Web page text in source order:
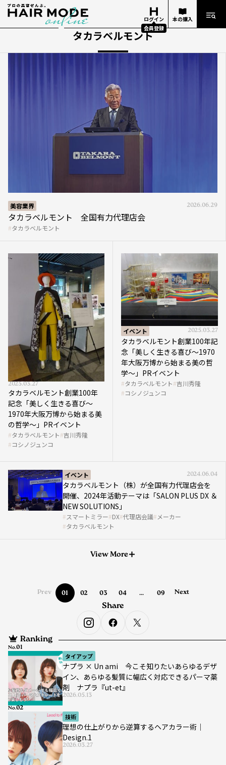
ログイン
会員登録
本の購入
タカラベルモント
美容業界 2026.06.29
タカラベルモント 全国有力代理店会
タカラベルモント
2025.03.27
タカラベルモント創業100年
記念「美しく生きる喜び～
1970年大阪万博から始まる美
の哲学～」PRイベント
タカラベルモント 吉川秀隆
コシノジュンコ
イベント 2025.03.27
タカラベルモント創業100年記
念「美しく生きる喜び～1970
年大阪万博から始まる美の哲
学～」PRイベント
タカラベルモント 吉川秀隆
コシノジュンコ
イベント 2024.06.04
タカラベルモント（株）が全国有力代理店会を
開催、2024年活動テーマは「SALON PLUS DX ＆
NEW SOLUTIONS」
スマートミラー DX 代理店会議 メーカー
タカラベルモント
View More
Prev 01 02 03 04 ... 09 Next
Ranking
タイアップ
ナプラ × Un ami 今こそ知りたいあらゆるデザ
イン、あらゆる髪質に幅広く対応できるパーマ薬
剤 ナプラ『ut-et』
2026.05.13
No.
技術
理想の仕上がりから逆算するヘアカラー術｜
Design.1
2026.03.27
No.
Share